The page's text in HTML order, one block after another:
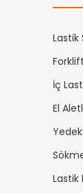
Lastik
İç
El
Lastik